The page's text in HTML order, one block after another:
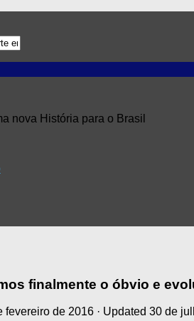
nova História para o Brasil
finalmente o óbvio e
fevereiro de 2016 · Updated 30 de